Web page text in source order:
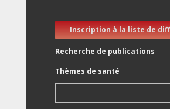
Inscription à la liste de
Recherche de publications
Thèmes de santé